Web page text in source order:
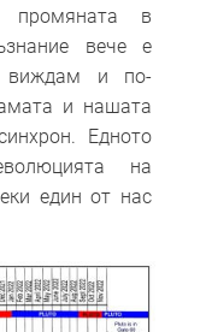
промяната в
вече е
виждам и по-
и нашата
Едното
на
един от нас